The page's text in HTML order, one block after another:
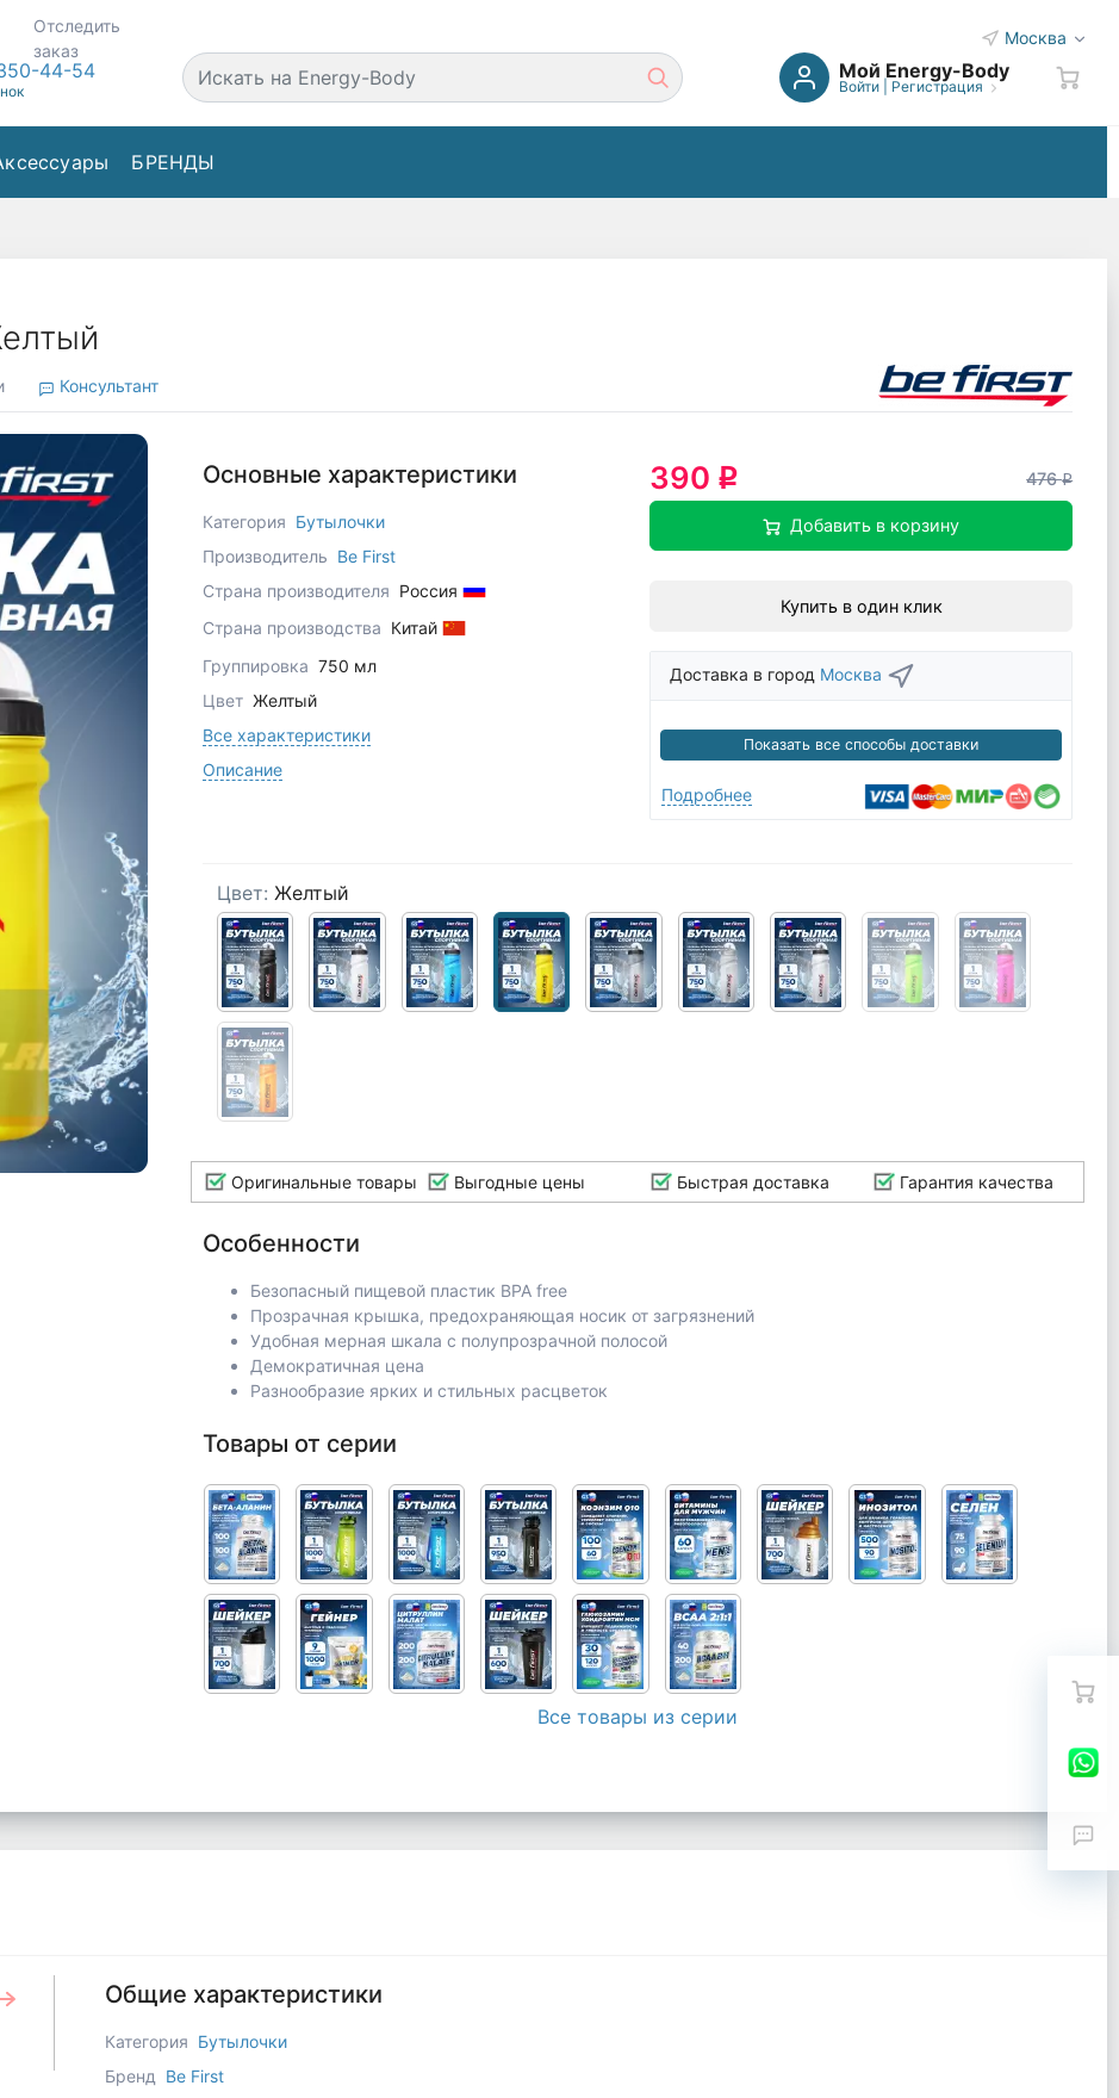
Отследить
заказ
Москва
44-54 Мой Energy-Body
Войти| Регистрация
БРЕНДЫ
Консультант
Основные характеристики
Категория Бутылочки
Производитель Be First
Страна производителя Россия
Страна производства Китай
Группировка 750 мл
Цвет Желтый
Все характеристики
Описание
390 q 476q
Добавить в корзину
Купить в один клик
Доставка в город Москва
Показать все способы доставки
Подробнее
Цвет: Желтый
Оригинальные товары Выгодные цены Быстрая доставка Гарантия качества
Особенности
Безопасный пищевой пластик BPA free
Прозрачная крышка, предохраняющая носик от загрязнений
Удобная мерная шкала с полупрозрачной полосой
Демократичная цена
Разнообразие ярких и стильных расцветок
Товары от серии
Все товары из серии
Общие характеристики
Категория Бутылочки
Бренд
Be First